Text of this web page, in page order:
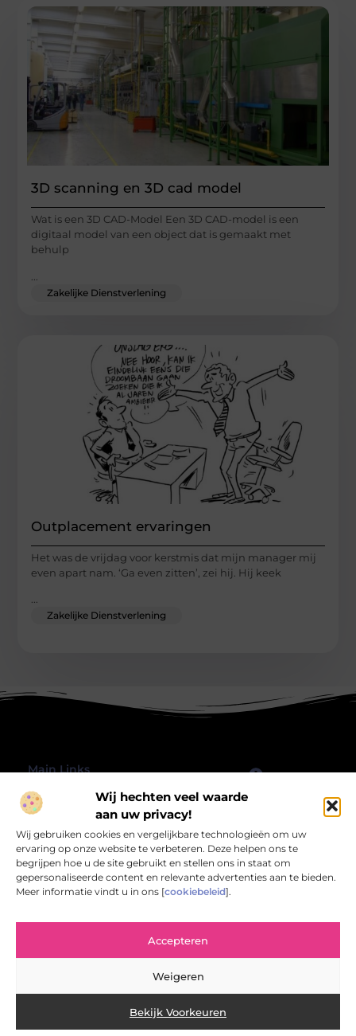
Wij hechten veel waarde
aan uw privacy!
Wij gebruiken cookies en vergelijkbare technologieën om uw
ervaring op onze website te verbeteren. Deze helpen ons te
begrijpen hoe u de site gebruikt en stellen ons in staat om
gepersonaliseerde content en relevante advertenties aan te bieden.
Meer informatie vindt u in ons [cookiebeleid].
Accepteren
Weigeren
Bekijk Voorkeuren
3D scanning en 3D cad model
Wat is een 3D CAD-Model Een 3D CAD-model is een
digitaal model van een object dat is gemaakt met
behulp
Zakelijke Dienstverlening
Outplacement ervaringen
Het was de vrijdag voor kerstmis dat mijn manager mij
even apart nam. ‘Ga even zitten’, zei hij. Hij keek
Zakelijke Dienstverlening
Main Links
@2025 All Right Reserved.
Design bywww.rbwebart.nl.
Bericht categorie
Rbwebart.nl – Jouw bron van inspirerende
verrijken en verlevendigen.